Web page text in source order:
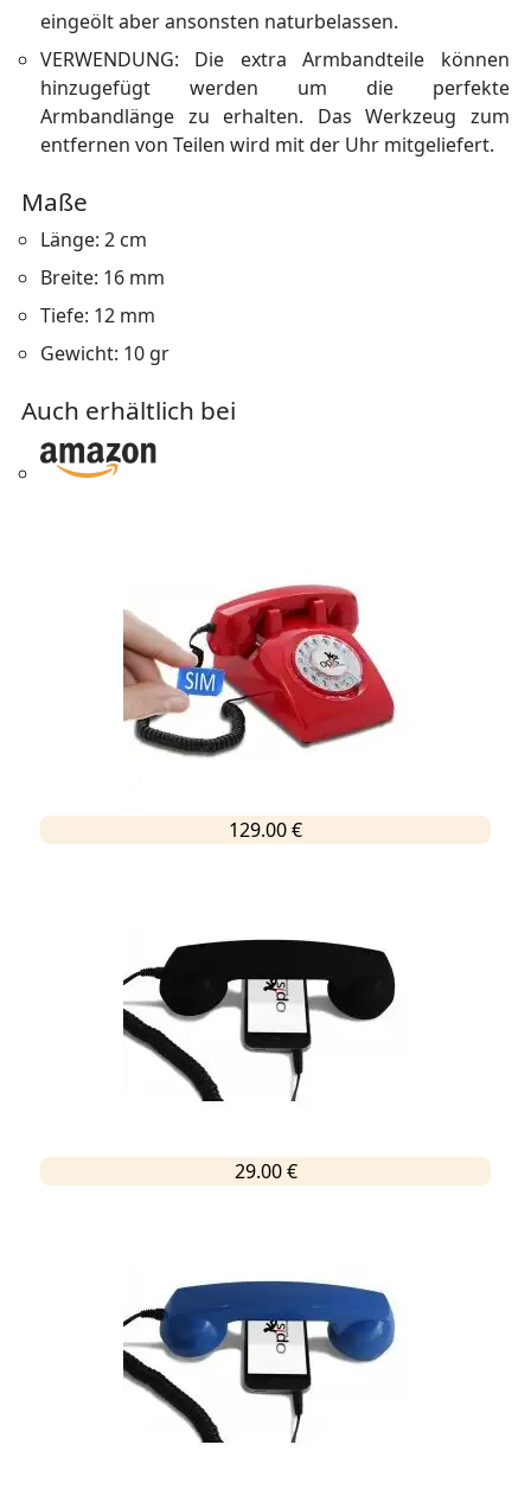
eingeölt aber ansonsten naturbelassen.
VERWENDUNG: Die extra Armbandteile können
hinzugefügt werden um die perfekte
Armbandlänge zu erhalten. Das Werkzeug zum
entfernen von Teilen wird mit der Uhr mitgeliefert.
Maße
Länge: 2 cm
Breite: 16 mm
Tiefe: 12 mm
Gewicht: 10 gr
Auch erhältlich bei
129.00 €
29.00 €